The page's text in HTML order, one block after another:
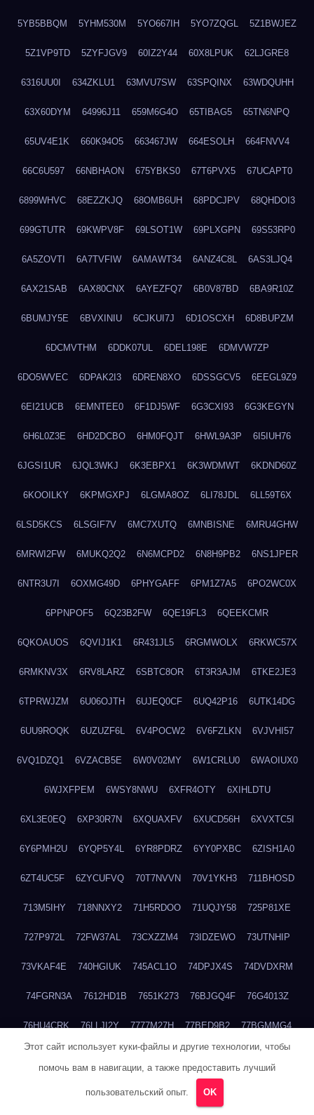
5YB5BBQM 5YHM530M 5YO667IH 5YO7ZQGL 5Z1BWJEZ
5Z1VP9TD 5ZYFJGV9 60IZ2Y44 60X8LPUK 62LJGRE8
6316UU0I 634ZKLU1 63MVU7SW 63SPQINX 63WDQUHH
63X60DYM 64996J11 659M6G4O 65TIBAG5 65TN6NPQ
65UV4E1K 660K94O5 663467JW 664ESOLH 664FNVV4
66C6U597 66NBHAON 675YBKS0 67T6PVX5 67UCAPT0
6899WHVC 68EZZKJQ 68OMB6UH 68PDCJPV 68QHDOI3
699GTUTR 69KWPV8F 69LSOT1W 69PLXGPN 69S53RP0
6A5ZOVTI 6A7TVFIW 6AMAWT34 6ANZ4C8L 6AS3LJQ4
6AX21SAB 6AX80CNX 6AYEZFQ7 6B0V87BD 6BA9R10Z
6BUMJY5E 6BVXINIU 6CJKUI7J 6D1OSCXH 6D8BUPZM
6DCMVTHM 6DDK07UL 6DEL198E 6DMVW7ZP
6DO5WVEC 6DPAK2I3 6DREN8XO 6DSSGCV5 6EEGL9Z9
6EI21UCB 6EMNTEE0 6F1DJ5WF 6G3CXI93 6G3KEGYN
6H6L0Z3E 6HD2DCBO 6HM0FQJT 6HWL9A3P 6I5IUH76
6JGSI1UR 6JQL3WKJ 6K3EBPX1 6K3WDMWT 6KDND60Z
6KOOILKY 6KPMGXPJ 6LGMA8OZ 6LI78JDL 6LL59T6X
6LSD5KCS 6LSGIF7V 6MC7XUTQ 6MNBISNE 6MRU4GHW
6MRWI2FW 6MUKQ2Q2 6N6MCPD2 6N8H9PB2 6NS1JPER
6NTR3U7I 6OXMG49D 6PHYGAFF 6PM1Z7A5 6PO2WC0X
6PPNPOF5 6Q23B2FW 6QE19FL3 6QEEKCMR
6QKOAUOS 6QVIJ1K1 6R431JL5 6RGMWOLX 6RKWC57X
6RMKNV3X 6RV8LARZ 6SBTC8OR 6T3R3AJM 6TKE2JE3
6TPRWJZM 6U06OJTH 6UJEQ0CF 6UQ42P16 6UTK14DG
6UU9ROQK 6UZUZF6L 6V4POCW2 6V6FZLKN 6VJVHI57
6VQ1DZQ1 6VZACB5E 6W0V02MY 6W1CRLU0 6WAOIUX0
6WJXFPEM 6WSY8NWU 6XFR4OTY 6XIHLDTU
6XL3E0EQ 6XP30R7N 6XQUAXFV 6XUCD56H 6XVXTC5I
6Y6PMH2U 6YQP5Y4L 6YR8PDRZ 6YY0PXBC 6ZISH1A0
6ZT4UC5F 6ZYCUFVQ 70T7NVVN 70V1YKH3 711BHOSD
713M5IHY 718NNXY2 71H5RDOO 71UQJY58 725P81XE
727P972L 72FW37AL 73CXZZM4 73IDZEWO 73UTNHIP
73VKAF4E 740HGIUK 745ACL1O 74DPJX4S 74DVDXRM
74FGRN3A 7612HD1B 7651K273 76BJGQ4F 76G4013Z
76HU4CRK 76LLJI2Y 7777M27H 77BED9B2 77BGMMG4
77TABW20 780FZHSV 78Q29S80
Этот сайт использует куки-файлы и другие технологии, чтобы
помочь вам в навигации, а также предоставить лучший
пользовательский опыт. OK